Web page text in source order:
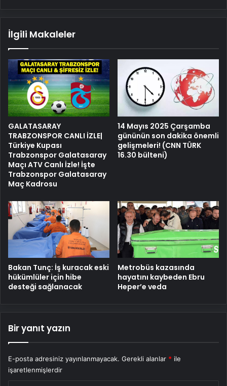
İlgili Makaleler
GALATASARAY
TRABZONSPOR CANLI İZLE|
Türkiye Kupası
Trabzonspor Galatasaray
Maçı ATV Canlı İzle! İşte
Trabzonspor Galatasaray
Maç Kadrosu
14 Mayıs 2025 Çarşamba
gününün son dakika önemli
gelişmeleri! (CNN TÜRK
16.30 bülteni)
Bakan Tunç: İş kuracak eski
hükümlüler için hibe
desteği sağlanacak
Metrobüs kazasında
hayatını kaybeden Ebru
Heper’e veda
Bir yanıt yazın
E-posta adresiniz yayınlanmayacak. Gerekli alanlar * ile
işaretlenmişlerdir